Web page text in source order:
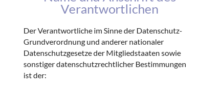
Verantwortlichen
Der Verantwortliche im Sinne der Datenschutz-
Grundverordnung und anderer nationaler
Datenschutzgesetze der Mitgliedstaaten sowie
sonstiger datenschutzrechtlicher Bestimmungen
ist der: